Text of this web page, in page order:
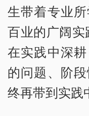
生带着专业
百业的广阔实
在实践中深
的问题、阶
终再带到实践